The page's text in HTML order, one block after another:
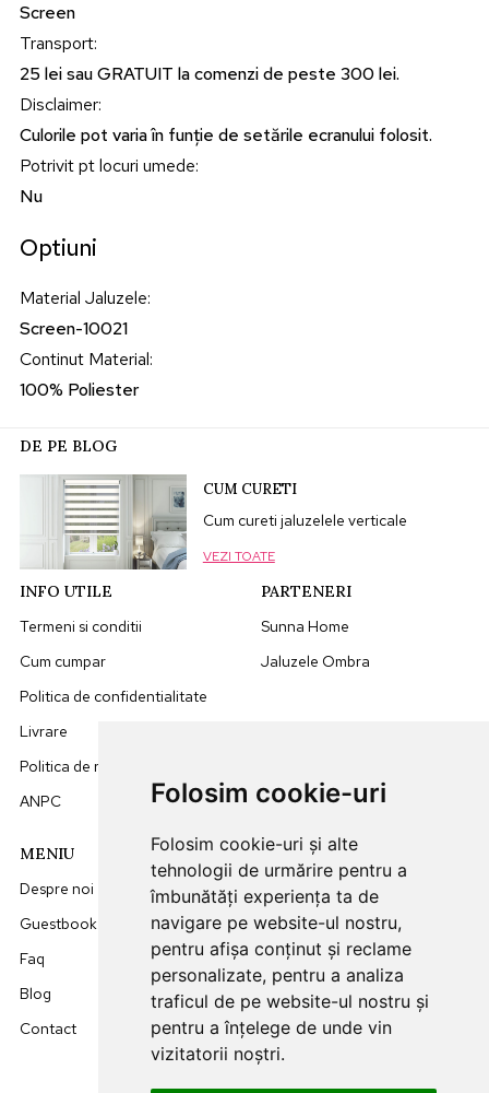
Folosim cookie-uri
Folosim cookie-uri și alte
tehnologii de urmărire pentru a
îmbunătăți experiența ta de
navigare pe website-ul nostru,
pentru afișa conținut și reclame
personalizate, pentru a analiza
traficul de pe website-ul nostru și
pentru a înțelege de unde vin
vizitatorii noștri.
Screen
Transport:
25 lei sau GRATUIT la comenzi de peste 300 lei.
Disclaimer:
Culorile pot varia în funție de setările ecranului folosit.
Potrivit pt locuri umede:
Nu
Optiuni
Material Jaluzele:
Screen-10021
Continut Material:
100% Poliester
DE PE BLOG
CUM CURETI
Cum cureti jaluzelele verticale
VEZI TOATE
INFO UTILE
Termeni si conditii
Cum cumpar
Politica de confidentialitate
Livrare
Politica de retur
ANPC
PARTENERI
Sunna Home
Jaluzele Ombra
MENIU
Despre noi
Guestbook
Faq
Blog
Contact
DATE CONTACT
0749512455
office@sunna.ro
L-V: 09:00 - 18:00